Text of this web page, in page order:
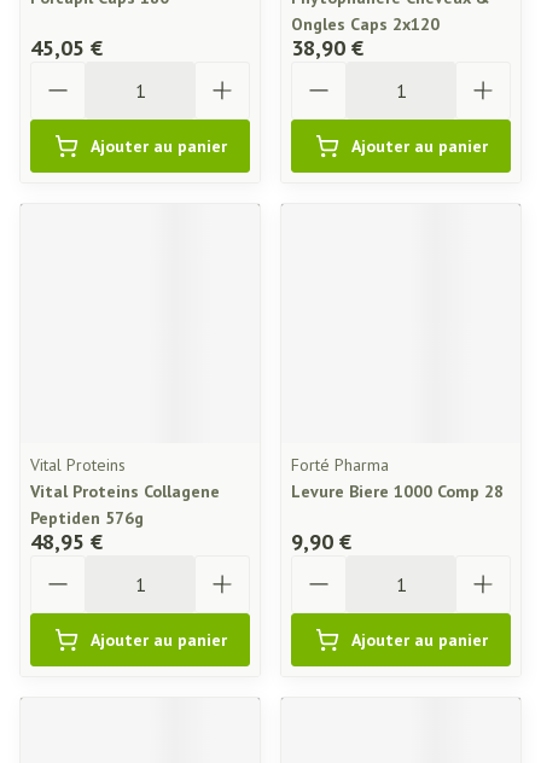
45,05 €
Ajouter au panier
Ongles Caps 2x120
38,90 €
Ajouter au panier
Vital Proteins
Vital Proteins Collagene
Peptiden 576g
48,95 €
Ajouter au panier
Forté Pharma
Levure Biere 1000 Comp 28
9,90 €
Ajouter au panier